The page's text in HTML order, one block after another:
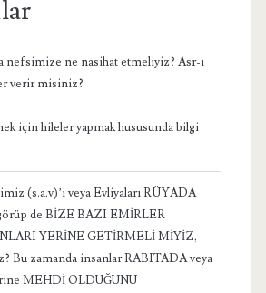
nefsimize ne nasihat etmeliyiz? Asr-ı
verir misiniz?
için hileler yapmak hususunda bilgi
(s.a.v)’i veya Evliyaları RÜYADA
de BİZE BAZI EMİRLER
YERİNE GETİRMELİ MİYİZ,
Bu zamanda insanlar RABITADA veya
MEHDİ OLDUĞUNU